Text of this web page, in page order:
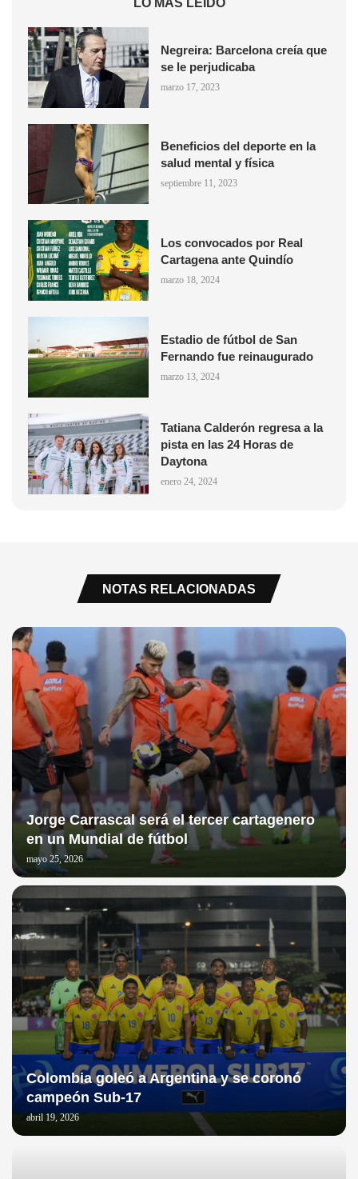
Negreira: Barcelona creía que
se le perjudicaba
marzo 17, 2023
Beneficios del deporte en la
salud mental y física
septiembre 11, 2023
Los convocados por Real
Cartagena ante Quindío
marzo 18, 2024
Estadio de fútbol de San
Fernando fue reinaugurado
marzo 13, 2024
Tatiana Calderón regresa a la
pista en las 24 Horas de
Daytona
enero 24, 2024
NOTAS RELACIONADAS
Jorge Carrascal será el tercer cartagenero
en un Mundial de fútbol
mayo 25, 2026
Colombia goleó a Argentina y se coronó
campeón Sub-17
abril 19, 2026